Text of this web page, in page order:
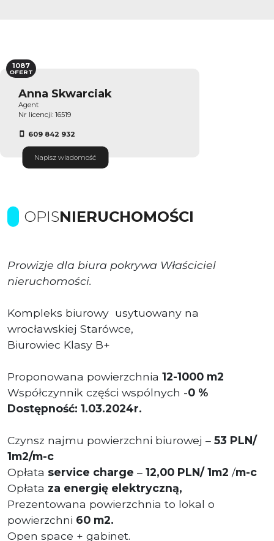
Anna Skwarciak
Agent
Nr licencji: 16519
609 842 932
Napisz wiadomość
1087
OFERT
OPISNIERUCHOMOŚCI
Prowizje dla biura pokrywa Właściciel
nieruchomości.
Kompleks biurowy usytuowany na
wrocławskiej Starówce,
Biurowiec Klasy B+
Proponowana powierzchnia 12-1000 m2
Współczynnik części wspólnych -0 %
Dostępność: 1.03.2024r.
Czynsz najmu powierzchni biurowej – 53 PLN/
1m2/m-c
Opłata service charge – 12,00 PLN/ 1m2 /m-c
Opłata za energię elektryczną,
Prezentowana powierzchnia to lokal o
powierzchni 60 m2.
Open space + gabinet.